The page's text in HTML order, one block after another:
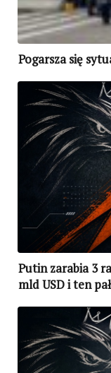
Pogarsza się
Putin zarabia 3
mld USD i ten